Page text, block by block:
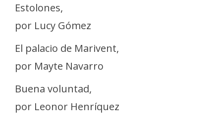
Estolones,
por Lucy Gómez
El palacio de Marivent,
por Mayte Navarro
Buena voluntad,
por Leonor Henríquez